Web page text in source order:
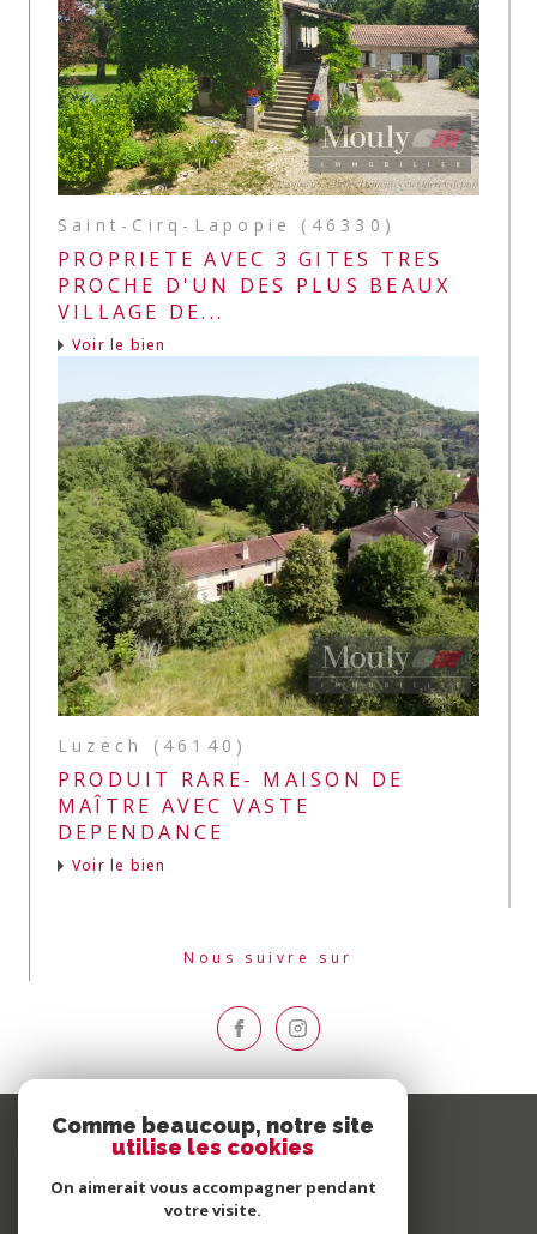
Saint-Cirq-Lapopie (46330)
PROPRIETE AVEC 3 GITES TRES
PROCHE D'UN DES PLUS BEAUX
VILLAGE DE...
Voir le bien
Luzech (46140)
PRODUIT RARE- MAISON DE
MAÎTRE AVEC VASTE
DEPENDANCE
Voir le bien
Nous suivre sur
Comme beaucoup, notre site
utilise les cookies
On aimerait vous accompagner pendant
votre visite.